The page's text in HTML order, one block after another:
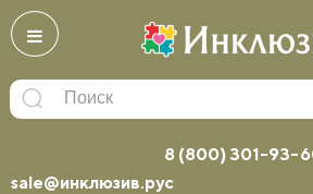
8 (800) 301-93-
sale@инклюзив.рус